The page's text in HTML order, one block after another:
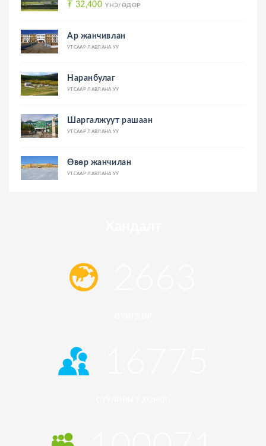
₮ 32,400 ҮНЭ/ӨДӨР
Ар жанчивлан
УТСААР ЛАВЛАНА УУ
Наранбулаг
УТСААР ЛАВЛАНА УУ
Шаргалжуут рашаан
УТСААР ЛАВЛАНА УУ
Өвөр жанчилан
УТСААР ЛАВЛАНА УУ